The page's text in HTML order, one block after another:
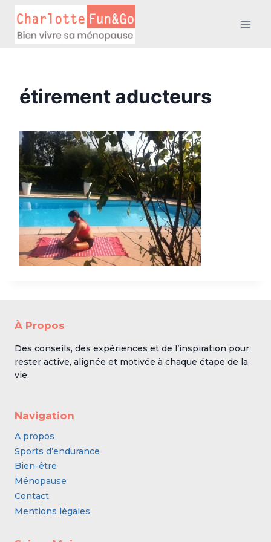
contenu
étirement aducteurs
À Propos
Des conseils, des expériences et de l’inspiration pour
rester active, alignée et motivée à chaque étape de la
vie.
Navigation
A propos
Sports d’endurance
Bien-être
Ménopause
Contact
Mentions légales